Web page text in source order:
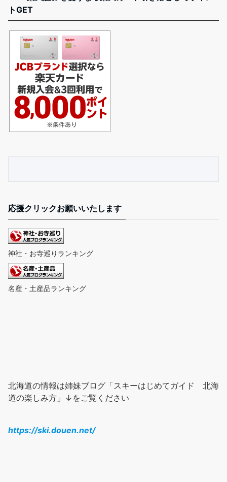
トGET
応援クリックお願いいたします
神社・お寺巡りランキング
名産・土産品ランキング
北海道の情報は姉妹ブログ「スキーはじめてガイド 北海
道の楽しみ方」↓をご覧ください
https://ski.douen.net/